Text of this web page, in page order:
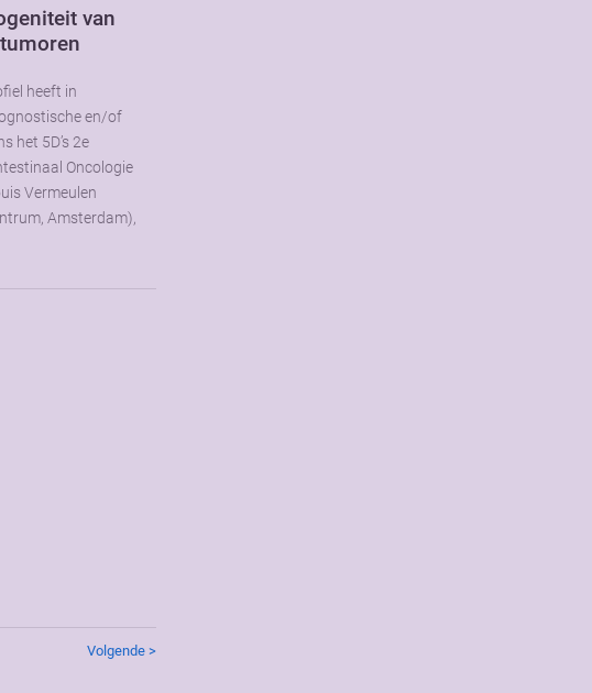
van
heeft in
en/of
het 5D’s 2e
Oncologie
Vermeulen
Amsterdam),
Volgende >